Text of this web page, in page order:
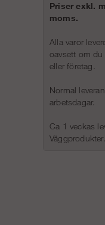
Priser exkl.
moms.
Alla varor
oavsett om du
eller företag.
Normal
arbetsdagar.
Ca 1 veckas
Väggprodukter.